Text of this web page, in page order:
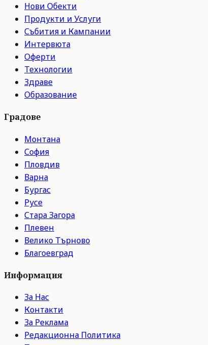
Нови Обекти
Продукти и Услуги
Събития и Кампании
Интервюта
Оферти
Технологии
Здраве
Образование
Градове
Монтана
София
Пловдив
Варна
Бургас
Русе
Стара Загора
Плевен
Велико Търново
Благоевград
Информация
За Нас
Контакти
За Реклама
Редакционна Политика